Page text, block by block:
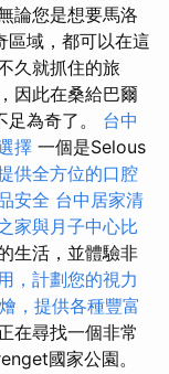
論您是想要馬洛
區域，都可以在這
久就抓住的旅
因此在桑給巴爾
為奇了。 台中
擇 一個是Selous
供全方位的口腔
安全 台中居家清
家與月子中心比
生活，並體驗非
，計劃您的視力
，提供各種豐富
在尋找一個非常
國家公園。